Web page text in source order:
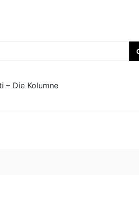
– Die Kolumne